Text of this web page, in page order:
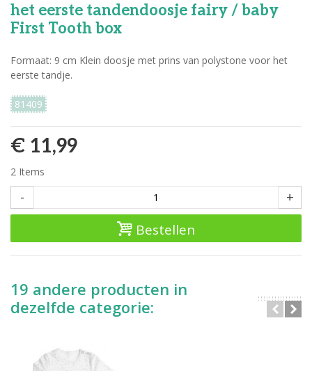
het eerste tandendoosje fairy / baby
First Tooth box
Formaat: 9 cm Klein doosje met prins van polystone voor het
eerste tandje.
81409
€ 11,99
2 Items
- +
Bestellen
19 andere producten in
dezelfde categorie: